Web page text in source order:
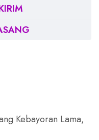
Kebayoran Lama,